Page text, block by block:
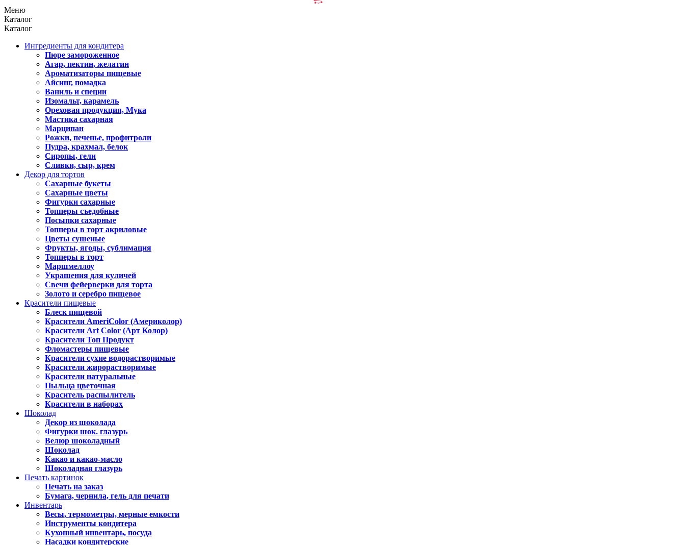
Меню
Каталог
Каталог
Ингредиенты для кондитера
Пюре замороженное
Агар, пектин, желатин
Ароматизаторы пищевые
Айсинг, помадка
Ваниль и специи
Изомальт, карамель
Ореховая продукция, Мука
Мастика сахарная
Марципан
Рожки, печенье, профитроли
Пудра, крахмал, белок
Сиропы, гели
Сливки, сыр, крем
Декор для тортов
Сахарные букеты
Сахарные цветы
Фигурки сахарные
Топперы съедобные
Посыпки сахарные
Топперы в торт акриловые
Цветы сушеные
Фрукты, ягоды, сублимация
Топперы в торт
Маршмеллоу
Украшения для куличей
Свечи фейерверки для торта
Золото и серебро пищевое
Красители пищевые
Блеск пищевой
Красители AmeriColor (Америколор)
Красители Art Color (Арт Колор)
Красители Топ Продукт
Фломастеры пищевые
Красители сухие водорастворимые
Красители жирорастворимые
Красители натуральные
Пыльца цветочная
Краситель распылитель
Красители в наборах
Шоколад
Декор из шоколада
Фигурки шок. глазурь
Велюр шоколадный
Шоколад
Какао и какао-масло
Шоколадная глазурь
Печать картинок
Печать на заказ
Бумага, чернила, гель для печати
Инвентарь
Весы, термометры, мерные емкости
Инструменты кондитера
Кухонный инвентарь, посуда
Насадки кондитерские